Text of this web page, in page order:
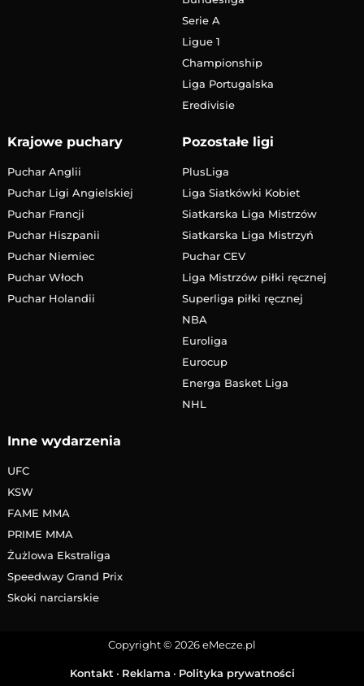
Serie A
Ligue 1
Championship
Liga Portugalska
Eredivisie
Krajowe puchary
Puchar Anglii
Puchar Ligi Angielskiej
Puchar Francji
Puchar Hiszpanii
Puchar Niemiec
Puchar Włoch
Puchar Holandii
Pozostałe ligi
PlusLiga
Liga Siatkówki Kobiet
Siatkarska Liga Mistrzów
Siatkarska Liga Mistrzyń
Puchar CEV
Liga Mistrzów piłki ręcznej
Superliga piłki ręcznej
NBA
Euroliga
Eurocup
Energa Basket Liga
NHL
Inne wydarzenia
UFC
KSW
FAME MMA
PRIME MMA
Żużlowa Ekstraliga
Speedway Grand Prix
Skoki narciarskie
Copyright © 2026 eMecze.pl
Kontakt • Reklama • Polityka prywatności